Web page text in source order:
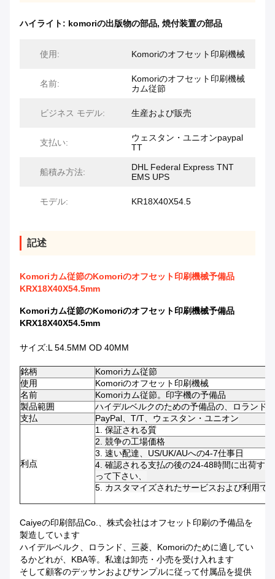
ハイライト: komoriの出版物の部品, 焼付装置の部品
使用: Komoriのオフセット印刷機械
名前:
Komoriのオフセット印刷機械
カム従節
ビジネス モデル: 生産および販売
支払い:
ウェスタン・ユニオンpaypal
TT
船積み方法:
DHL Federal Express TNT
EMS UPS
モデル: KR18X40X54.5
記述
Komoriカム従節のKomoriのオフセット印刷機械予備品
KRX18X40X54.5mm
Komoriカム従節のKomoriのオフセット印刷機械予備品
KRX18X40X54.5mm
サイズ:L 54.5MM OD 40MM
銘柄
Komoriカム従節
使用
Komoriのオフセット印刷機械
名前
Komoriカム従節。印字機の予備品
製品範囲
ハイデルベルクのための予備品の、ロランド
支払
PayPal、T/T、ウェスタン・ユニオン
利点
1. 保証される質
2. 競争の工場価格
3. 速い配達、US/UK/AUへの4-7仕事日
4. 確認される支払の後の24-48時間に出荷す
って下さい、
5. カスタマイズされたサービスおよび利用で
Caiyeの印刷部品Co.、株式会社はオフセット印刷の予備品を
製造しています
ハイデルベルク、ロランド、三菱、Komoriのために適してい
るかどれが、KBA等。私達は卸売・小売を受け入れます
そして顧客のデッサンおよびサンプルに従って付属品を提供